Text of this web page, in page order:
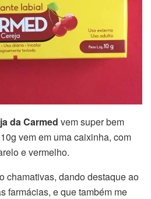
da Carmed vem super bem
vem em uma caixinha, com
e vermelho.
chamativas, dando destaque ao
farmácias, e que também me